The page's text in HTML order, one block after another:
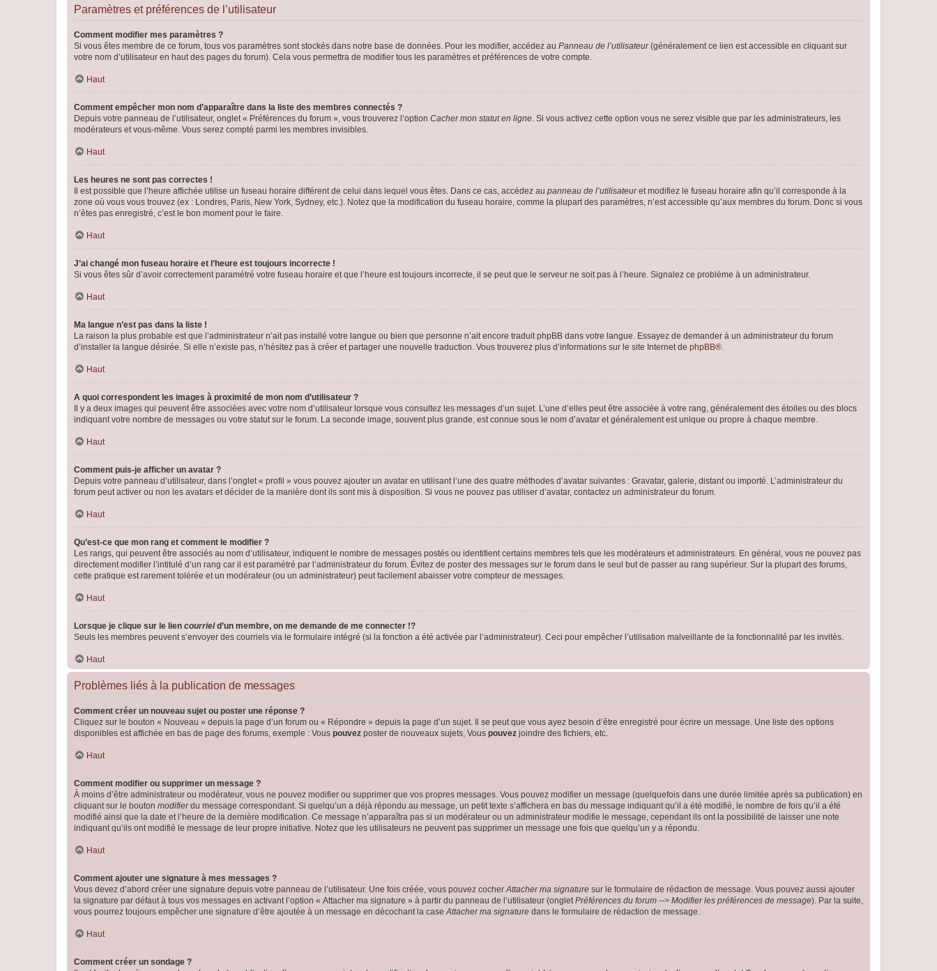
Paramètres et préférences de l’utilisateur
Comment modifier mes paramètres ?
Si vous êtes membre de ce forum, tous vos paramètres sont stockés dans notre base de données. Pour les modifier, accédez au Panneau de l’utilisateur(généralement ce lien est accessible en cliquant sur
votre nom d’utilisateur en haut des pages du forum). Cela vous permettra de modifier tous les paramètres et préférences de votre compte.
Haut
Comment empêcher mon nom d’apparaître dans la liste des membres connectés ?
Depuis votre panneau de l’utilisateur, onglet « Préférences du forum », vous trouverez l’option Cacher mon statut en ligne. Si vous activez cette option vous ne serez visible que par les administrateurs, les
modérateurs et vous-même. Vous serez compté parmi les membres invisibles.
Haut
Les heures ne sont pas correctes !
Il est possible que l’heure affichée utilise un fuseau horaire différent de celui dans lequel vous êtes. Dans ce cas, accédez au panneau de l’utilisateuret modifiez le fuseau horaire afin qu’il corresponde à la
zone où vous vous trouvez (ex : Londres, Paris, New York, Sydney, etc.). Notez que la modification du fuseau horaire, comme la plupart des paramètres, n’est accessible qu’aux membres du forum. Donc si vous
n’êtes pas enregistré, c’est le bon moment pour le faire.
Haut
J’ai changé mon fuseau horaire et l’heure est toujours incorrecte !
Si vous êtes sûr d’avoir correctement paramétré votre fuseau horaire et que l’heure est toujours incorrecte, il se peut que le serveur ne soit pas à l’heure. Signalez ce problème à un administrateur.
Haut
Ma langue n’est pas dans la liste !
La raison la plus probable est que l’administrateur n’ait pas installé votre langue ou bien que personne n’ait encore traduit phpBB dans votre langue. Essayez de demander à un administrateur du forum
d’installer la langue désirée. Si elle n’existe pas, n’hésitez pas à créer et partager une nouvelle traduction. Vous trouverez plus d’informations sur le site Internet de phpBB®.
Haut
A quoi correspondent les images à proximité de mon nom d’utilisateur ?
Il y a deux images qui peuvent être associées avec votre nom d’utilisateur lorsque vous consultez les messages d’un sujet. L’une d’elles peut être associée à votre rang, généralement des étoiles ou des blocs
indiquant votre nombre de messages ou votre statut sur le forum. La seconde image, souvent plus grande, est connue sous le nom d’avatar et généralement est unique ou propre à chaque membre.
Haut
Comment puis-je afficher un avatar ?
Depuis votre panneau d’utilisateur, dans l’onglet « profil » vous pouvez ajouter un avatar en utilisant l’une des quatre méthodes d’avatar suivantes : Gravatar, galerie, distant ou importé. L’administrateur du
forum peut activer ou non les avatars et décider de la manière dont ils sont mis à disposition. Si vous ne pouvez pas utiliser d’avatar, contactez un administrateur du forum.
Haut
Qu’est-ce que mon rang et comment le modifier ?
Les rangs, qui peuvent être associés au nom d’utilisateur, indiquent le nombre de messages postés ou identifient certains membres tels que les modérateurs et administrateurs. En général, vous ne pouvez pas
directement modifier l’intitulé d’un rang car il est paramétré par l’administrateur du forum. Évitez de poster des messages sur le forum dans le seul but de passer au rang supérieur. Sur la plupart des forums,
cette pratique est rarement tolérée et un modérateur (ou un administrateur) peut facilement abaisser votre compteur de messages.
Haut
Lorsque je clique sur le lien courrield’un membre, on me demande de me connecter !?
Seuls les membres peuvent s’envoyer des courriels via le formulaire intégré (si la fonction a été activée par l’administrateur). Ceci pour empêcher l’utilisation malveillante de la fonctionnalité par les invités.
Haut
Problèmes liés à la publication de messages
Comment créer un nouveau sujet ou poster une réponse ?
Cliquez sur le bouton « Nouveau » depuis la page d’un forum ou « Répondre » depuis la page d’un sujet. Il se peut que vous ayez besoin d’être enregistré pour écrire un message. Une liste des options
disponibles est affichée en bas de page des forums, exemple : Vous pouvez poster de nouveaux sujets, Vous pouvez joindre des fichiers, etc.
Haut
Comment modifier ou supprimer un message ?
À moins d’être administrateur ou modérateur, vous ne pouvez modifier ou supprimer que vos propres messages. Vous pouvez modifier un message (quelquefois dans une durée limitée après sa publication) en
cliquant sur le bouton modifierdu message correspondant. Si quelqu’un a déjà répondu au message, un petit texte s’affichera en bas du message indiquant qu’il a été modifié, le nombre de fois qu’il a été
modifié ainsi que la date et l’heure de la dernière modification. Ce message n’apparaîtra pas si un modérateur ou un administrateur modifie le message, cependant ils ont la possibilité de laisser une note
indiquant qu’ils ont modifié le message de leur propre initiative. Notez que les utilisateurs ne peuvent pas supprimer un message une fois que quelqu’un y a répondu.
Haut
Comment ajouter une signature à mes messages ?
Vous devez d’abord créer une signature depuis votre panneau de l’utilisateur. Une fois créée, vous pouvez cocherAttacher ma signature sur le formulaire de rédaction de message. Vous pouvez aussi ajouter
la signature par défaut à tous vos messages en activant l’option « Attacher ma signature » à partir du panneau de l’utilisateur (ongletPréférences du forum --> Modifier les préférences de message). Par la suite,
vous pourrez toujours empêcher une signature d’être ajoutée à un message en décochant la caseAttacher ma signature dans le formulaire de rédaction de message.
Haut
Comment créer un sondage ?